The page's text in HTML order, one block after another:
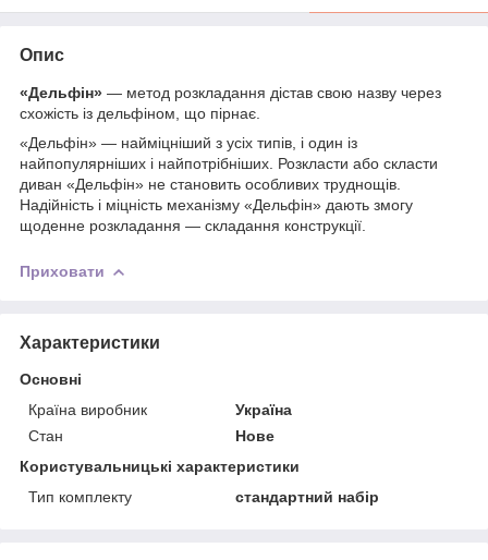
Опис
«Дельфін» — метод розкладання дістав свою назву через
схожість із дельфіном, що пірнає.
«Дельфін» — найміцніший з усіх типів, і один із
найпопулярніших і найпотрібніших. Розкласти або скласти
диван «Дельфін» не становить особливих труднощів.
Надійність і міцність механізму «Дельфін» дають змогу
щоденне розкладання — складання конструкції.
Приховати
Характеристики
Основні
Країна виробник
Україна
Стан
Нове
Користувальницькі характеристики
Тип комплекту
стандартний набір